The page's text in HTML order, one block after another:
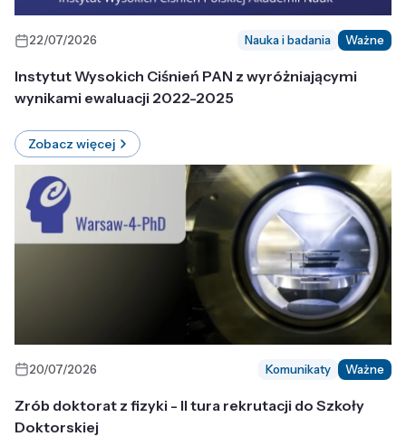
22/07/2026 Nauka i badania Ważne
Instytut Wysokich Ciśnień PAN z wyróżniającymi
wynikami ewaluacji 2022-2025
Zobacz więcej
20/07/2026 Komunikaty Ważne
Zrób doktorat z fizyki - II tura rekrutacji do Szkoły
Doktorskiej